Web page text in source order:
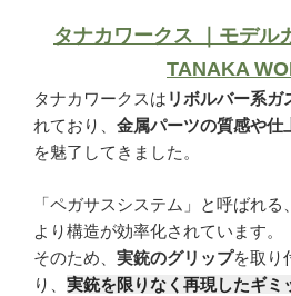
タナカワークス ｜モデル
TANAKA
タナカワークスは リボルバー系ガ
れており、 金属パーツの質感や仕
を魅了してきました。
「ペガサスシステム」と呼ばれ
より構造が効率化されています。
そのため、 実銃のグリップを取り
り、 実銃を限りなく再現したギミ